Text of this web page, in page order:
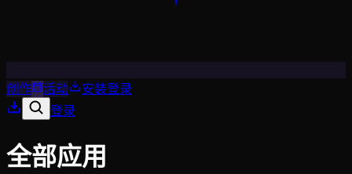
创作 活动 安装登录
登录
全部应用